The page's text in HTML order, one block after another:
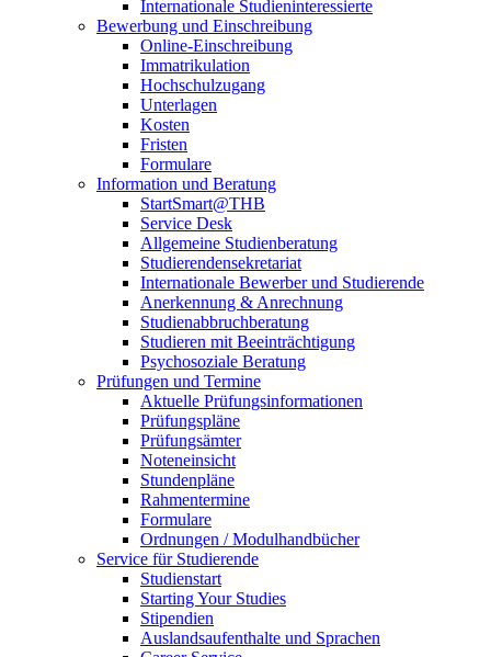
Internationale Studieninteressierte
Bewerbung und Einschreibung
Online-Einschreibung
Immatrikulation
Hochschulzugang
Unterlagen
Kosten
Fristen
Formulare
Information und Beratung
StartSmart@THB
Service Desk
Allgemeine Studienberatung
Studierendensekretariat
Internationale Bewerber und Studierende
Anerkennung & Anrechnung
Studienabbruchberatung
Studieren mit Beeinträchtigung
Psychosoziale Beratung
Prüfungen und Termine
Aktuelle Prüfungsinformationen
Prüfungspläne
Prüfungsämter
Noteneinsicht
Stundenpläne
Rahmentermine
Formulare
Ordnungen / Modulhandbücher
Service für Studierende
Studienstart
Starting Your Studies
Stipendien
Auslandsaufenthalte und Sprachen